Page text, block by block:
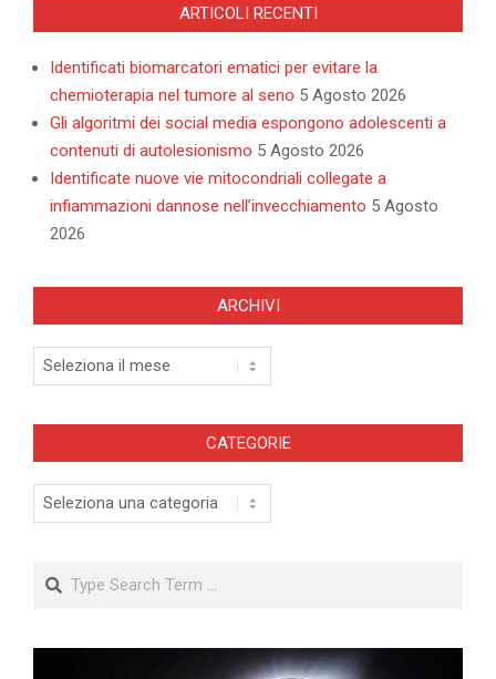
ARTICOLI RECENTI
Identificati biomarcatori ematici per evitare la
chemioterapia nel tumore al seno 5 Agosto 2026
Gli algoritmi dei social media espongono adolescenti a
contenuti di autolesionismo 5 Agosto 2026
Identificate nuove vie mitocondriali collegate a
infiammazioni dannose nell’invecchiamento 5 Agosto
2026
ARCHIVI
Archivi
CATEGORIE
Categorie
Search